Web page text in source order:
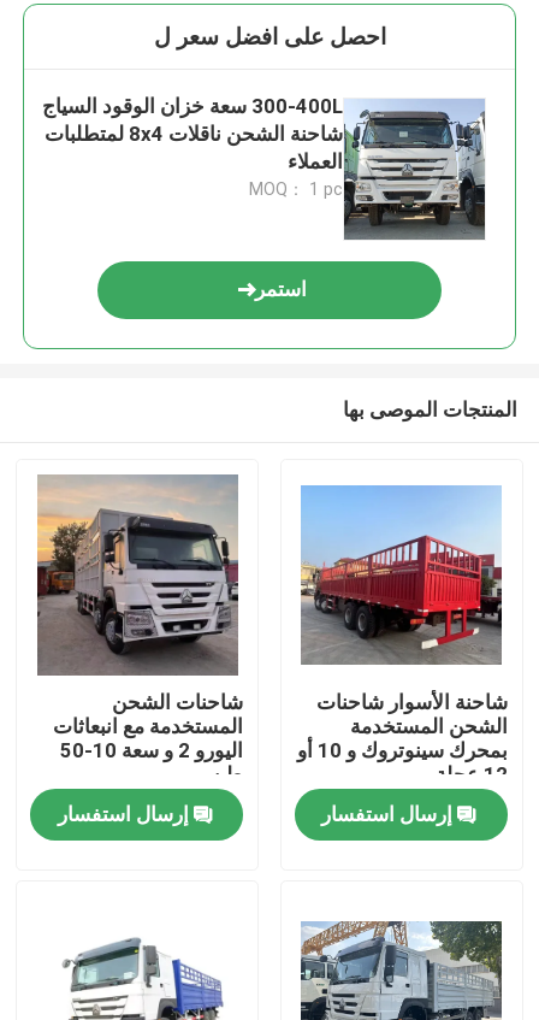
منتجات
أشرطة فيديو
احصل على افضل سعر ل
300-400L سعة خزان الوقود السياج
شاحنة الشحن ناقلات 8x4 لمتطلبات
العملاء
MOQ： 1 pc
استمر
المنتجات الموصى بها
شاحنة الأسوار شاحنات
الشحن المستخدمة
بمحرك سينوتروك و 10 أو
12 عجلة
إرسال استفسار
شاحنات الشحن
المستخدمة مع انبعاثات
اليورو 2 و سعة 10-50
طن
إرسال استفسار